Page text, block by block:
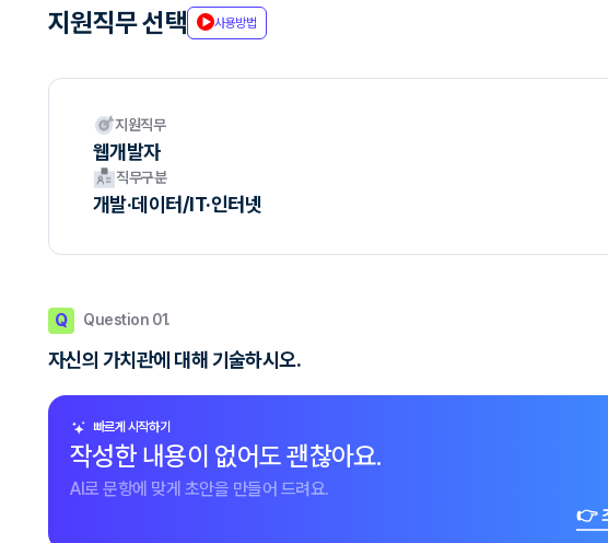
지원직무 선택 사용방법
지원직무
웹개발자
직무구분
개발·데이터/IT·인터넷
Q Question 01.
자신의 가치관에 대해 기술하시오.
빠르게 시작하기
작성한 내용이 없어도 괜찮아요.
AI로 문항에 맞게 초안을 만들어 드려요.
👉